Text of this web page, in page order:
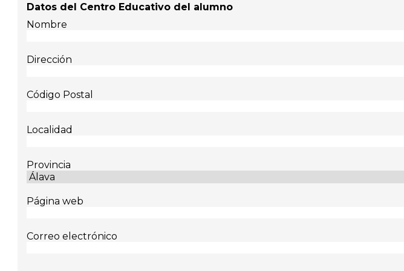
Datos del Centro Educativo del alumno
Nombre
Dirección
Código Postal
Localidad
Provincia
Página web
Correo electrónico